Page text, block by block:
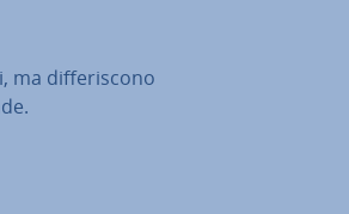
ma dif­fe­ri­sco­no